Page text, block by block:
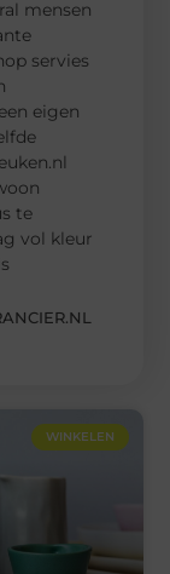
mensen
servies
eigen
te
vol kleur
WINKELEN